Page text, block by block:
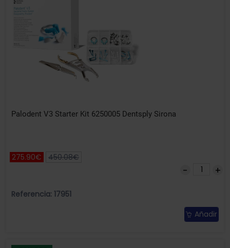
Palodent V3 Starter Kit 6250005 Dentsply Sirona
275.90€ 450.08€
Referencia: 17951
Añadir